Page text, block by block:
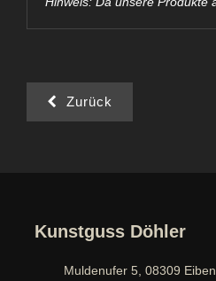
Zurück
Kunstguss Döhler
Muldenufer 5, 08309